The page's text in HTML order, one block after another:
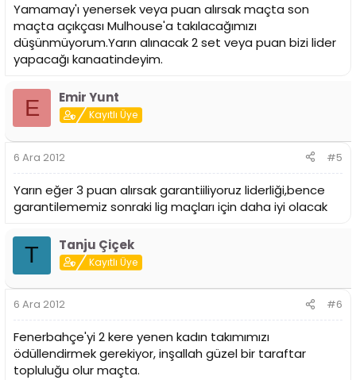
Yamamay'ı yenersek veya puan alırsak maçta son
maçta açıkçası Mulhouse'a takılacağımızı
düşünmüyorum.Yarın alınacak 2 set veya puan bizi lider
yapacağı kanaatindeyim.
E Emir Yunt
Kayıtlı Üye
6 Ara 2012 #5
Yarın eğer 3 puan alırsak garantiiliyoruz liderliği,bence
garantilememiz sonraki lig maçları için daha iyi olacak
T Tanju Çiçek
Kayıtlı Üye
6 Ara 2012 #6
Fenerbahçe'yi 2 kere yenen kadın takımımızı
ödüllendirmek gerekiyor, inşallah güzel bir taraftar
topluluğu olur maçta.